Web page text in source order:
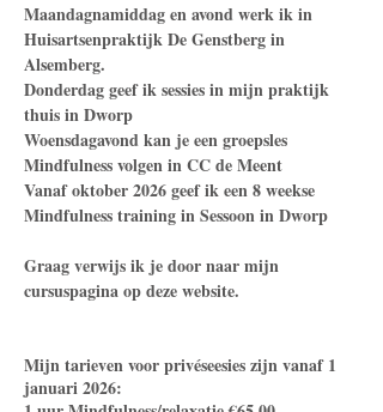
Maandagnamiddag en avond werk ik in
Huisartsenpraktijk De Genstberg in
Alsemberg.
Donderdag geef ik sessies in mijn praktijk
thuis in Dworp
Woensdagavond kan je een groepsles
Mindfulness volgen in CC de Meent
Vanaf oktober 2026 geef ik een 8 weekse
Mindfulness training in Sessoon in Dworp
Graag verwijs ik je door naar mijn
cursuspagina op deze website.
Mijn tarieven voor privéseesies zijn vanaf 1
januari 2026: